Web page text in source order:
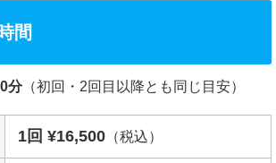
間
分（初回・2回目以降とも同じ目安）
1回 ¥16,500 （税込）